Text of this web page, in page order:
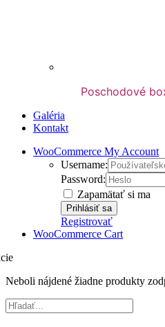
Poschodové
Galéria
Kontakt
WooCommerce My Account
Username:
Password:
Zapamätať si ma
Registrovať
WooCommerce Cart
Neboli nájdené žiadne produkty